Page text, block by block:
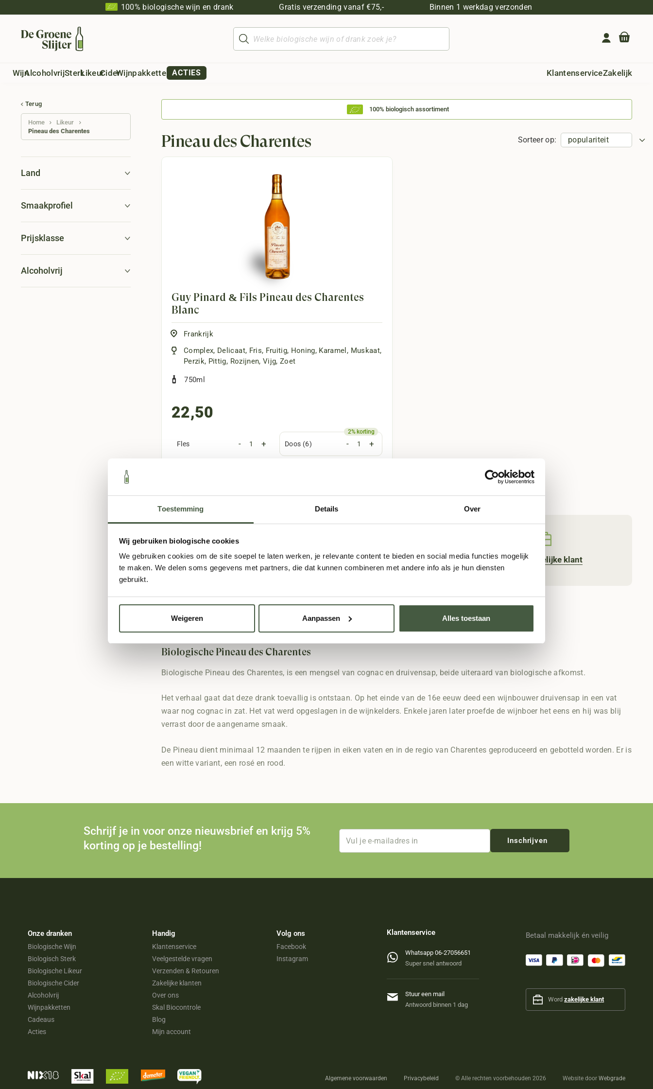
Toestemming Details Over
Wij gebruiken biologische cookies
We gebruiken cookies om de site soepel te laten werken, je relevante content te bieden en social media functies mogelijk
te maken. We delen soms gegevens met partners, die dat kunnen combineren met andere info als je hun diensten
gebruikt.
Weigeren Aanpassen Alles toestaan
100% biologische wijn en drank Gratis verzending vanaf €75,- Binnen 1 werkdag verzonden
Producten
zoeken
WijnAlcoholvrijSterkLikeurCiderWijnpakketten ACTIES KlantenserviceZakelijk
100% biologisch assortiment
Pineau des Charentes Sorteer op:
Guy Pinard & Fils Pineau des Charentes
Blanc
Frankrijk
Complex, Delicaat, Fris, Fruitig, Honing, Karamel , Muskaat,
Perzik, Pittig, Rozijnen, Vijg, Zoet
750ml
22,50
Fles - + Doos (6) - +
Gratis verzending vanaf €75,- Verzonden binnen1 werkdag Wordzakelijke klant
Biologische Pineau des Charentes
Biologische Pineau des Charentes, is een mengsel van cognac en druivensap, beide uiteraard van biologische afkomst.
Het verhaal gaat dat deze drank toevallig is ontstaan. Op het einde van de 16e eeuw deed een wijnbouwer druivensap in een vat
waar nog cognac in zat. Het vat werd opgeslagen in de wijnkelders. Enkele jaren later proefde de wijnboer het eens en hij was blij
verrast door de aangename smaak.
De Pineau dient minimaal 12 maanden te rijpen in eiken vaten en in de regio van Charentes geproduceerd en gebotteld worden. Er is
een witte variant, een rosé en rood.
Terug
Home
Likeur
Pineau des Charentes
Land
Smaakprofiel
Prijsklasse
Alcoholvrij
Schrijf je in voor onze nieuwsbrief en krijg 5%
korting op je bestelling!
Inschrijven
Onze dranken
Biologische Wijn
Biologisch Sterk
Biologische Likeur
Biologische Cider
Alcoholvrij
Wijnpakketten
Cadeaus
Acties
Handig
Klantenservice
Veelgestelde vragen
Verzenden & Retouren
Zakelijke klanten
Over ons
Skal Biocontrole
Blog
Mijn account
Volg ons
Facebook
Instagram
Klantenservice
Whatsapp 06-27056651
Super snel antwoord
Stuur een mail
Antwoord binnen 1 dag
Betaal makkelijk én veilig
Wordzakelijke klant
Algemene voorwaarden Privacybeleid © Alle rechten voorbehouden 2026 Website door Webgrade